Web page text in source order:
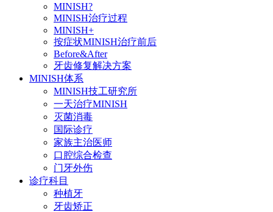
MINISH?
MINISH治疗过程
MINISH+
按症状MINISH治疗前后
Before&After
牙齿修复解决方案
MINISH体系
MINISH技工研究所
一天治疗MINISH
灭菌消毒
国际诊疗
家族主治医师
口腔综合检查
门牙外伤
诊疗科目
种植牙
牙齿矫正